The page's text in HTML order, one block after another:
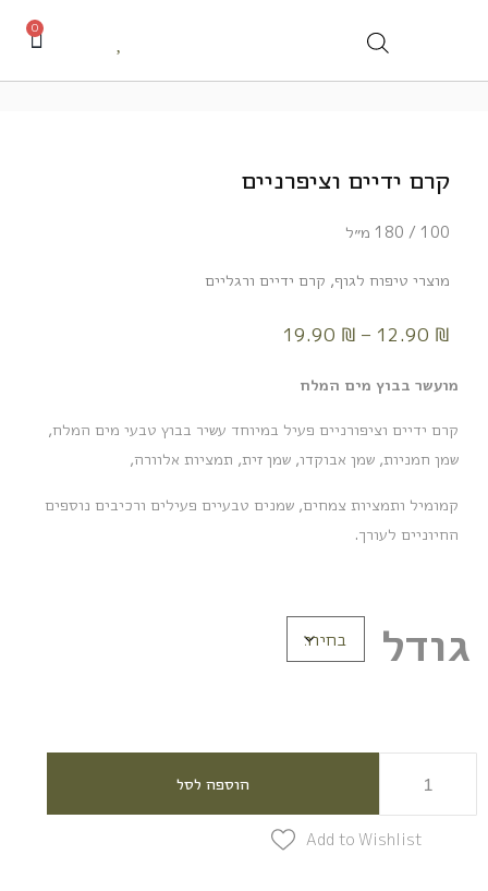
0
קרם ידיים וציפרניים
100 / 180 מ״ל
מוצרי טיפוח לגוף, קרם ידיים ורגליים
12.90 ₪
–
19.90 ₪
מועשר בבוץ מים המלח
קרם ידיים וציפורניים פעיל במיוחד עשיר בבוץ טבעי מים המלח,
שמן חמניות, שמן אבוקדו, שמן זית, תמציות אלוורה,
קמומיל ותמציות צמחים, שמנים טבעיים פעילים ורכיבים נוספים
החיוניים לעורך.
גודל
הוספה לסל
Add to Wishlist